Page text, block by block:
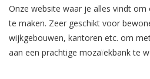
Onze website waar je alles vindt
te maken. Zeer geschikt voor
wijkgebouwen, kantoren etc. om
aan een prachtige mozaïekbank te